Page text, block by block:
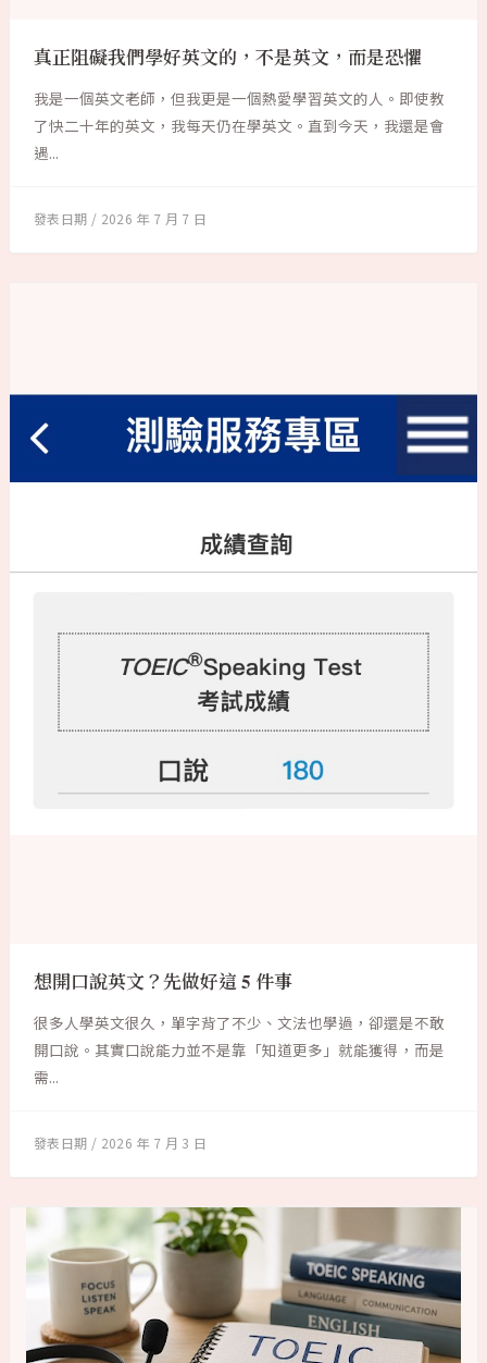
真正阻礙我們學好英文的，不是英文，而是恐懼
我是一個英文老師，但我更是一個熱愛學習英文的人。即使教
了快二十年的英文，我每天仍在學英文。直到今天，我還是會
遇...
2026 年 7 月 7 日
想開口說英文？先做好這 5 件事
很多人學英文很久，單字背了不少、文法也學過，卻還是不敢
開口說。其實口說能力並不是靠「知道更多」就能獲得，而是
需...
2026 年 7 月 3 日